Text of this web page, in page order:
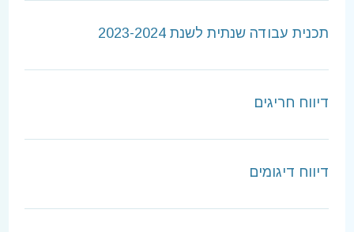
תכנית עבודה שנתית לשנת 2023-2024
דיווח חריגים
דיווח דיגומים